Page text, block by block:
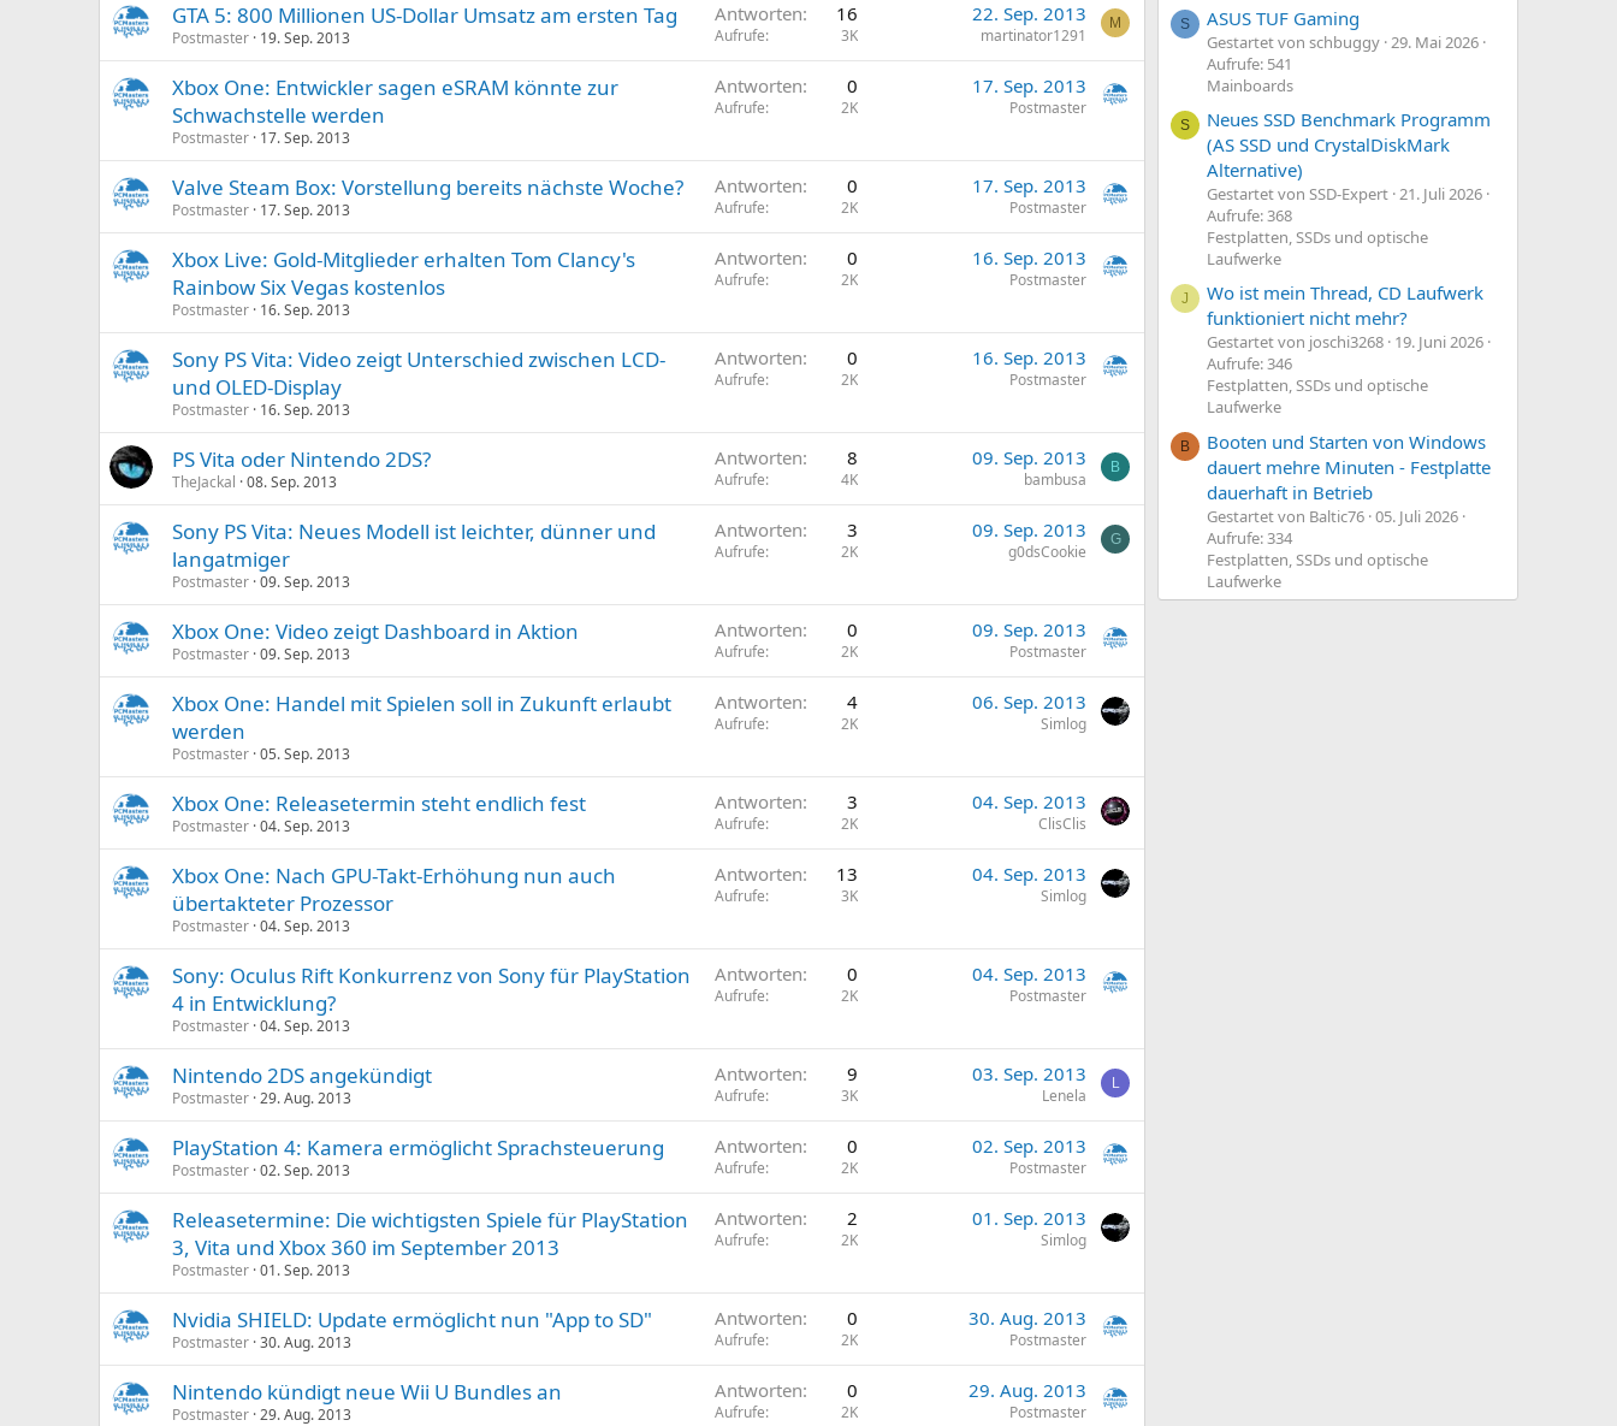
GTA 5: 800 Millionen US-Dollar Umsatz am ersten Tag
Postmaster 19. Sep. 2013
Antworten 16
Aufrufe 3K
22. Sep. 2013
martinator1291
M
Xbox One: Entwickler sagen eSRAM könnte zur
Schwachstelle werden
Postmaster 17. Sep. 2013
Antworten 0
Aufrufe 2K
17. Sep. 2013
Postmaster
Valve Steam Box: Vorstellung bereits nächste Woche?
Postmaster 17. Sep. 2013
Antworten 0
Aufrufe 2K
17. Sep. 2013
Postmaster
Xbox Live: Gold-Mitglieder erhalten Tom Clancy's
Rainbow Six Vegas kostenlos
Postmaster 16. Sep. 2013
Antworten 0
Aufrufe 2K
16. Sep. 2013
Postmaster
Sony PS Vita: Video zeigt Unterschied zwischen LCD-
und OLED-Display
Postmaster 16. Sep. 2013
Antworten 0
Aufrufe 2K
16. Sep. 2013
Postmaster
PS Vita oder Nintendo 2DS?
TheJackal 08. Sep. 2013
Antworten 8
Aufrufe 4K
09. Sep. 2013
bambusa
B
Sony PS Vita: Neues Modell ist leichter, dünner und
langatmiger
Postmaster 09. Sep. 2013
Antworten 3
Aufrufe 2K
09. Sep. 2013
g0dsCookie
G
Xbox One: Video zeigt Dashboard in Aktion
Postmaster 09. Sep. 2013
Antworten 0
Aufrufe 2K
09. Sep. 2013
Postmaster
Xbox One: Handel mit Spielen soll in Zukunft erlaubt
werden
Postmaster 05. Sep. 2013
Antworten 4
Aufrufe 2K
06. Sep. 2013
Simlog
Xbox One: Releasetermin steht endlich fest
Postmaster 04. Sep. 2013
Antworten 3
Aufrufe 2K
04. Sep. 2013
ClisClis
Xbox One: Nach GPU-Takt-Erhöhung nun auch
übertakteter Prozessor
Postmaster 04. Sep. 2013
Antworten 13
Aufrufe 3K
04. Sep. 2013
Simlog
Sony: Oculus Rift Konkurrenz von Sony für PlayStation
4 in Entwicklung?
Postmaster 04. Sep. 2013
Antworten 0
Aufrufe 2K
04. Sep. 2013
Postmaster
Nintendo 2DS angekündigt
Postmaster 29. Aug. 2013
Antworten 9
Aufrufe 3K
03. Sep. 2013
Lenela
L
PlayStation 4: Kamera ermöglicht Sprachsteuerung
Postmaster 02. Sep. 2013
Antworten 0
Aufrufe 2K
02. Sep. 2013
Postmaster
Releasetermine: Die wichtigsten Spiele für PlayStation
3, Vita und Xbox 360 im September 2013
Postmaster 01. Sep. 2013
Antworten 2
Aufrufe 2K
01. Sep. 2013
Simlog
Nvidia SHIELD: Update ermöglicht nun "App to SD"
Postmaster 30. Aug. 2013
Antworten 0
Aufrufe 2K
30. Aug. 2013
Postmaster
Nintendo kündigt neue Wii U Bundles an
Postmaster 29. Aug. 2013
Antworten 0
Aufrufe 2K
29. Aug. 2013
Postmaster
S ASUS TUF Gaming
Gestartet von schbuggy 29. Mai 2026
Aufrufe: 541
Mainboards
S
Neues SSD Benchmark Programm
(AS SSD und CrystalDiskMark
Alternative)
Gestartet von SSD-Expert 21. Juli 2026
Aufrufe: 368
Festplatten, SSDs und optische
Laufwerke
J
Wo ist mein Thread, CD Laufwerk
funktioniert nicht mehr?
Gestartet von joschi3268 19. Juni 2026
Aufrufe: 346
Festplatten, SSDs und optische
Laufwerke
B
Booten und Starten von Windows
dauert mehre Minuten - Festplatte
dauerhaft in Betrieb
Gestartet von Baltic76 05. Juli 2026
Aufrufe: 334
Festplatten, SSDs und optische
Laufwerke